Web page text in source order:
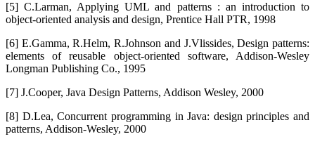
[5] C.Larman, Applying UML and patterns : an introduction to
object-oriented analysis and design, Prentice Hall PTR, 1998
[6] E.Gamma, R.Helm, R.Johnson and J.Vlissides, Design patterns:
elements of reusable object-oriented software, Addison-Wesley
Longman Publishing Co., 1995
[7] J.Cooper, Java Design Patterns, Addison Wesley, 2000
[8] D.Lea, Concurrent programming in Java: design principles and
patterns, Addison-Wesley, 2000